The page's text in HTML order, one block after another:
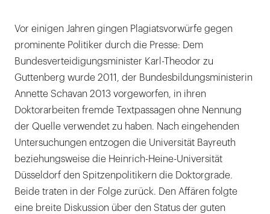
Wie hältst du es mit der Transparenz?
Und wie oft bist du so zitiert worden?
Wie integer muss Wissenschaft sein?
Literaturliste
Vor einigen Jahren gingen Plagiatsvorwürfe gegen
prominente Politiker durch die Presse: Dem
Bundesverteidigungsminister Karl-Theodor zu
Guttenberg wurde 2011, der Bundesbildungsministerin
Annette Schavan 2013 vorgeworfen, in ihren
Doktorarbeiten fremde Textpassagen ohne Nennung
der Quelle verwendet zu haben. Nach eingehenden
Untersuchungen entzogen die Universität Bayreuth
beziehungsweise die Heinrich-Heine-Universität
Düsseldorf den Spitzenpolitikern die Doktorgrade.
Beide traten in der Folge zurück. Den Affären folgte
eine breite Diskussion über den Status der guten